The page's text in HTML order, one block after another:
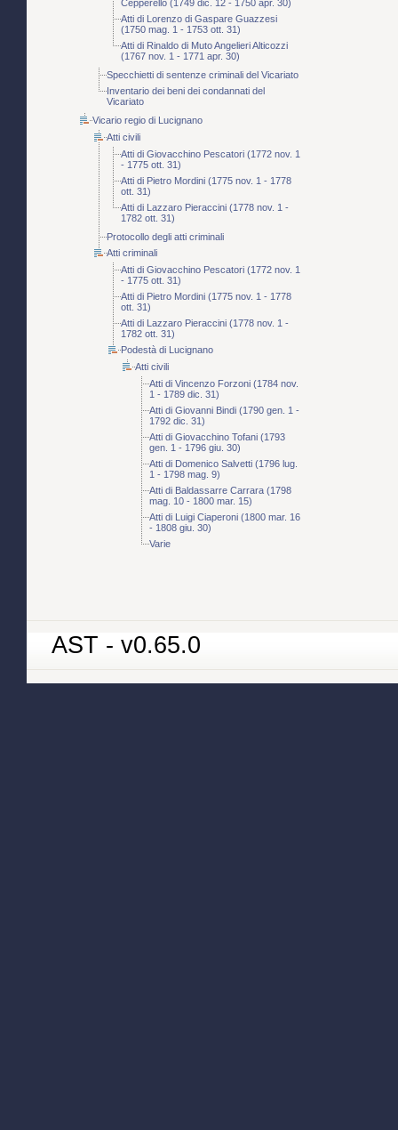
Cepperello (1749 dic. 12 - 1750 apr. 30)
Atti di Lorenzo di Gaspare Guazzesi
(1750 mag. 1 - 1753 ott. 31)
Atti di Rinaldo di Muto Angelieri Alticozzi
(1767 nov. 1 - 1771 apr. 30)
Specchietti di sentenze criminali del Vicariato
Inventario dei beni dei condannati del
Vicariato
Vicario regio di Lucignano
Atti civili
Atti di Giovacchino Pescatori (1772 nov. 1
- 1775 ott. 31)
Atti di Pietro Mordini (1775 nov. 1 - 1778
ott. 31)
Atti di Lazzaro Pieraccini (1778 nov. 1 -
1782 ott. 31)
Protocollo degli atti criminali
Atti criminali
Atti di Giovacchino Pescatori (1772 nov. 1
- 1775 ott. 31)
Atti di Pietro Mordini (1775 nov. 1 - 1778
ott. 31)
Atti di Lazzaro Pieraccini (1778 nov. 1 -
1782 ott. 31)
Podestà di Lucignano
Atti civili
Atti di Vincenzo Forzoni (1784 nov.
1 - 1789 dic. 31)
Atti di Giovanni Bindi (1790 gen. 1 -
1792 dic. 31)
Atti di Giovacchino Tofani (1793
gen. 1 - 1796 giu. 30)
Atti di Domenico Salvetti (1796 lug.
1 - 1798 mag. 9)
Atti di Baldassarre Carrara (1798
mag. 10 - 1800 mar. 15)
Atti di Luigi Ciaperoni (1800 mar. 16
- 1808 giu. 30)
Varie
AST - v0.65.0